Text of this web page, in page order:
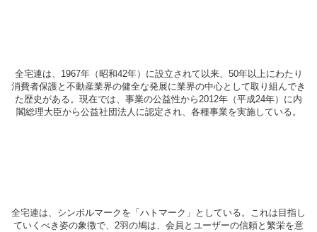
全宅連は、1967年（昭和42年）に設立されて以来、50年以上にわたり
消費者保護と不動産業界の健全な発展に業界の中心として取り組んでき
た歴史がある。現在では、事業の公益性から2012年（平成24年）に内
閣総理大臣から公益社団法人に認定され、各種事業を実施している。
全宅連は、シンボルマークを「ハトマーク」としている。これは目指し
ていくべき姿の象徴で、2羽の鳩は、会員とユーザーの信頼と繁栄を意